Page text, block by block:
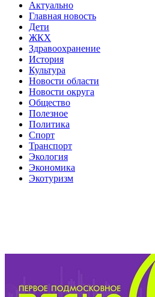
Актуально
Главная новость
Дети
ЖКХ
Здравоохранение
История
Культура
Новости области
Новости округа
Общество
Полезное
Политика
Спорт
Транспорт
Экология
Экономика
Экотуризм